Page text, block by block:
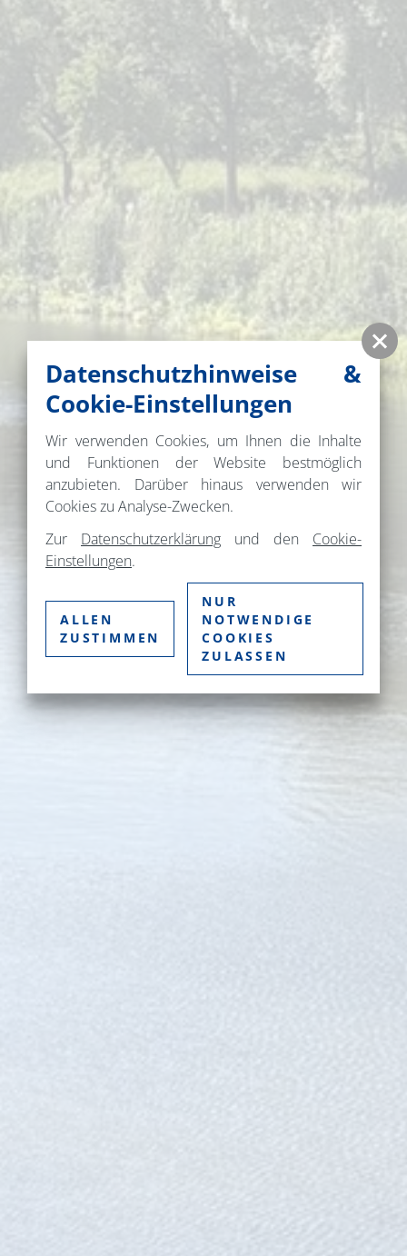
Datenschutzhinweise &
Cookie-Einstellungen
Wir verwenden Cookies, um Ihnen die Inhalte
und Funktionen der Website bestmöglich
anzubieten. Darüber hinaus verwenden wir
Cookies zu Analyse-Zwecken.
Zur Datenschutzerklärung und den Cookie-
Einstellungen.
ALLEN
ZUSTIMMEN
NUR
NOTWENDIGE
COOKIES
ZULASSEN